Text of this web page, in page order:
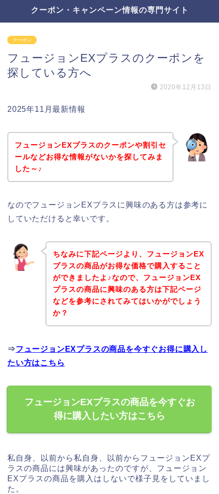
クーポン・キャンペーン情報の専門サイト
クーポン
フュージョンEXプラスのクーポンを
探している方へ
2020年12月13日
2025年11月最新情報
フュージョンEXプラスのクーポンや割引セ
ールなどお得な情報がないかを探してみま
した～♪
なのでフュージョンEXプラスに興味のある方は参考に
していただけると幸いです。
ちなみに下記ページより、フュージョンEX
プラスの商品がお得な価格で購入すること
ができましたよ♪なので、フュージョンEX
プラスの商品に興味のある方は下記ページ
などを参考にされてみてはいかがでしょう
か？
⇒フュージョンEXプラスの商品を今すぐお得に購入し
たい方はこちら
フュージョンEXプラスの商品を今すぐお
得に購入したい方はこちら
私自身、以前から私自身、以前からフュージョンEXプ
ラスの商品には興味があったのですが、フュージョン
EXプラスの商品を購入はしないで様子見をしていまし
た。